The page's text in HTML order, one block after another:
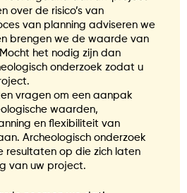
over de risico’s van
van planning adviseren we
brengen we de waarde van
het nodig zijn dan
onderzoek zodat u
vragen om een aanpak
waarden,
en flexibiliteit van
Archeologisch onderzoek
resultaten op die zich laten
van uw project.